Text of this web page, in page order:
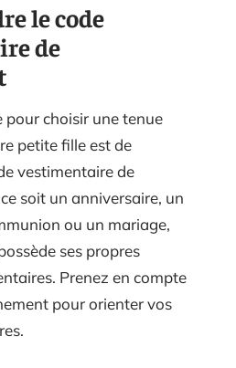
le code
de
pour choisir une tenue
petite fille est de
vestimentaire de
soit un anniversaire, un
ou un mariage,
ses propres
Prenez en compte
pour orienter vos